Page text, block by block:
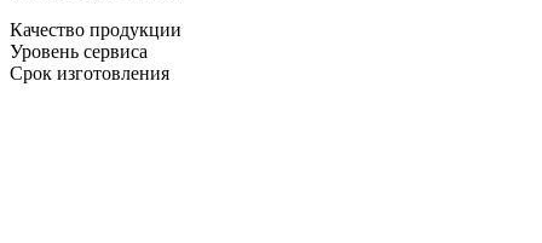
Качество продукции
Уровень сервиса
Срок изготовления